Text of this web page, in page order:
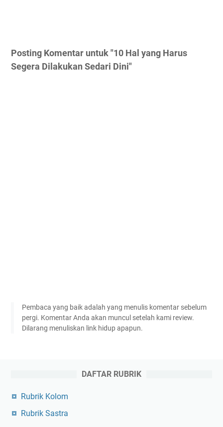
Posting Komentar untuk "10 Hal yang Harus
Segera Dilakukan Sedari Dini"
Pembaca yang baik adalah yang menulis komentar sebelum
pergi. Komentar Anda akan muncul setelah kami review.
Dilarang menuliskan link hidup apapun.
DAFTAR RUBRIK
Rubrik Kolom
Rubrik Sastra